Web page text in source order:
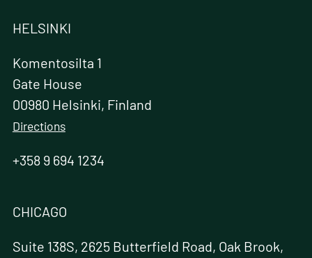
HELSINKI
Komentosilta 1
Gate House
00980 Helsinki, Finland
Directions
+358 9 694 1234
CHICAGO
Suite 138S, 2625 Butterfield Road, Oak Brook,